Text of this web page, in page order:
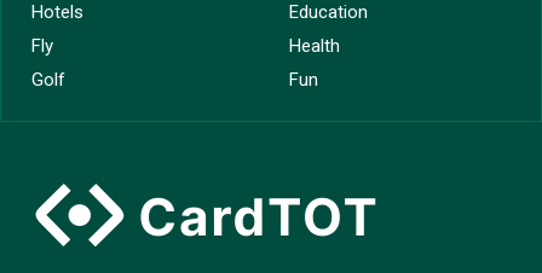
Hotels
Fly
Golf
Education
Health
Fun